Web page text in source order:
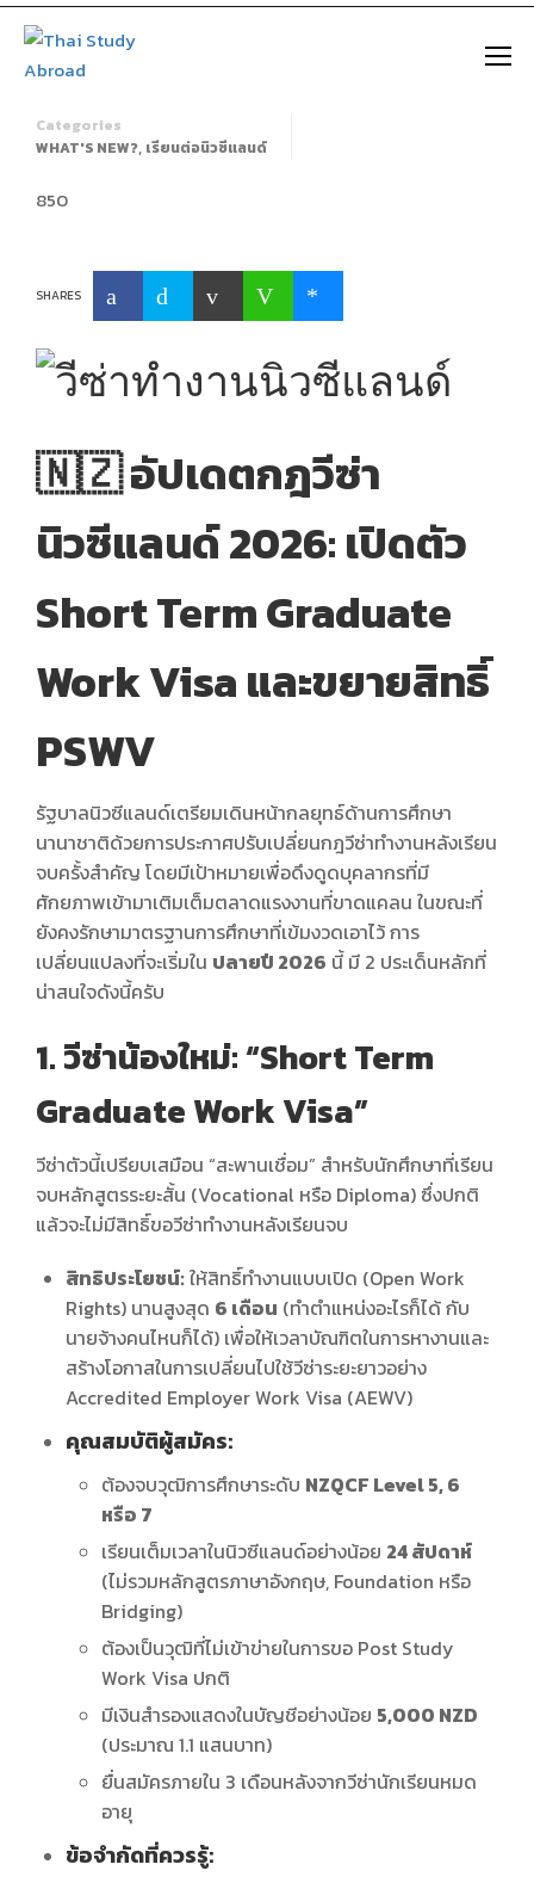
https://thaistudyabroad.com
ข่าวดีที่สุดของปี! นิวซีแลนด์เปิด
ตัววีซ่าทำงานแบบใหม่
Categories
WHAT'S NEW?, เรียนต่อนิวซีแลนด์
850
SHARES
🇳🇿 อัปเดตกฎวีซ่า
นิวซีแลนด์ 2026: เปิดตัว
Short Term Graduate
Work Visa และขยายสิทธิ์
PSWV
รัฐบาลนิวซีแลนด์เตรียมเดินหน้ากลยุทธ์ด้านการศึกษา
นานาชาติด้วยการประกาศปรับเปลี่ยนกฎวีซ่าทำงานหลังเรียน
จบครั้งสำคัญ โดยมีเป้าหมายเพื่อดึงดูดบุคลากรที่มี
ศักยภาพเข้ามาเติมเต็มตลาดแรงงานที่ขาดแคลน ในขณะที่
ยังคงรักษามาตรฐานการศึกษาที่เข้มงวดเอาไว้ การ
เปลี่ยนแปลงที่จะเริ่มใน ปลายปี 2026 นี้ มี 2 ประเด็นหลักที่
น่าสนใจดังนี้ครับ
1. วีซ่าน้องใหม่: “Short Term
Graduate Work Visa”
วีซ่าตัวนี้เปรียบเสมือน “สะพานเชื่อม” สำหรับนักศึกษาที่เรียน
จบหลักสูตรระยะสั้น (Vocational หรือ Diploma) ซึ่งปกติ
แล้วจะไม่มีสิทธิ์ขอวีซ่าทำงานหลังเรียนจบ
สิทธิประโยชน์:ให้สิทธิ์ทำงานแบบเปิด (Open Work
Rights) นานสูงสุด 6 เดือน (ทำตำแหน่งอะไรก็ได้ กับ
นายจ้างคนไหนก็ได้) เพื่อให้เวลาบัณฑิตในการหางานและ
สร้างโอกาสในการเปลี่ยนไปใช้วีซ่าระยะยาวอย่าง
Accredited Employer Work Visa (AEWV)
คุณสมบัติผู้สมัคร:
ต้องจบวุฒิการศึกษาระดับ NZQCF Level 5, 6
หรือ 7
เรียนเต็มเวลาในนิวซีแลนด์อย่างน้อย 24 สัปดาห์
(ไม่รวมหลักสูตรภาษาอังกฤษ, Foundation หรือ
Bridging)
ต้องเป็นวุฒิที่ไม่เข้าข่ายในการขอ Post Study
Work Visa ปกติ
มีเงินสำรองแสดงในบัญชีอย่างน้อย 5,000 NZD
(ประมาณ 1.1 แสนบาท)
ยื่นสมัครภายใน 3 เดือนหลังจากวีซ่านักเรียนหมด
อายุ
ข้อจำกัดที่ควรรู้: